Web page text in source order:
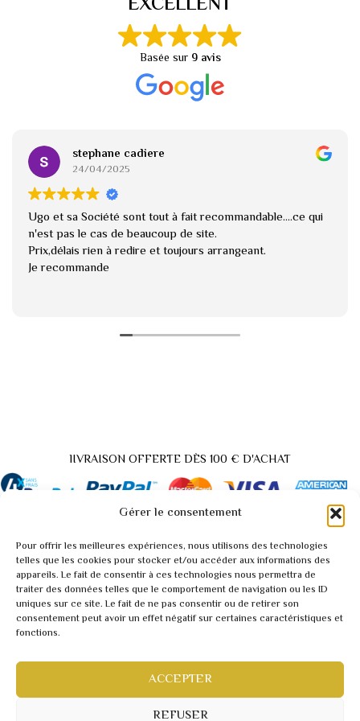
Gérer le consentement
Pour offrir les meilleures expériences, nous utilisons des technologies
telles que les cookies pour stocker et/ou accéder aux informations des
appareils. Le fait de consentir à ces technologies nous permettra de
traiter des données telles que le comportement de navigation ou les ID
uniques sur ce site. Le fait de ne pas consentir ou de retirer son
consentement peut avoir un effet négatif sur certaines caractéristiques et
fonctions.
ACCEPTER
REFUSER
Basée sur 9 avis
stephane cadiere
24/04/2025
Ugo et sa Société sont tout à fait recommandable....ce qui
n'est pas le cas de beaucoup de site.
Prix,délais rien à redire et toujours arrangeant.
Je recommande
lIVRAISON OFFERTE DÈS 100 € D'ACHAT
A propos / Contact
Demande tarif pro / vidéo
Politique de confidentialité
©2022 RARITY
Back
to
Top